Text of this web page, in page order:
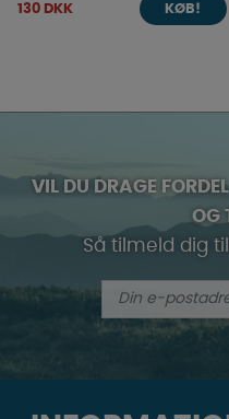
130 DKK KØB!
VIL DU DRAGE
OG
Så tilmeld dig